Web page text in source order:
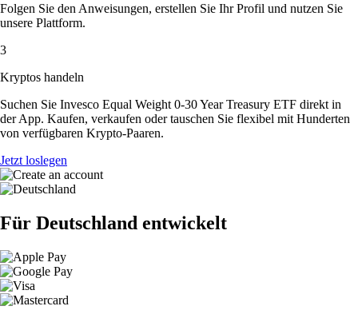
Folgen Sie den Anweisungen, erstellen Sie Ihr Profil und nutzen Sie
unsere Plattform.
3
Kryptos handeln
Suchen Sie Invesco Equal Weight 0-30 Year Treasury ETF direkt in
der App. Kaufen, verkaufen oder tauschen Sie flexibel mit Hunderten
von verfügbaren Krypto-Paaren.
Jetzt loslegen
Für Deutschland entwickelt